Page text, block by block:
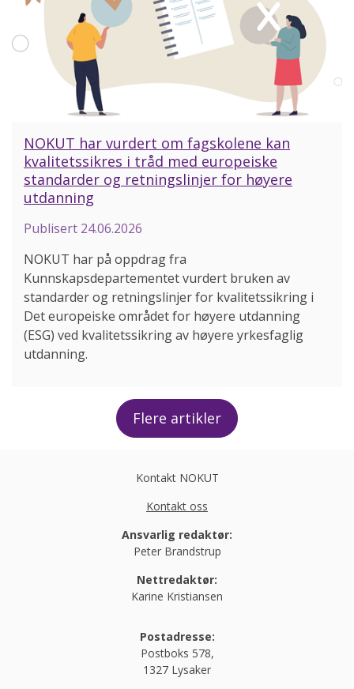
NOKUT har vurdert om fagskolene kan
kvalitetssikres i tråd med europeiske
standarder og retningslinjer for høyere
utdanning
Publisert 24.06.2026
NOKUT har på oppdrag fra
Kunnskapsdepartementet vurdert bruken av
standarder og retningslinjer for kvalitetssikring i
Det europeiske området for høyere utdanning
(ESG) ved kvalitetssikring av høyere yrkesfaglig
utdanning.
Flere artikler
Kontakt NOKUT
Kontakt oss
Ansvarlig redaktør:
Peter Brandstrup
Nettredaktør:
Karine Kristiansen
Postadresse:
Postboks 578,
1327 Lysaker